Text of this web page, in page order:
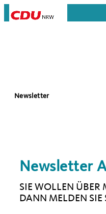
Newsletter
Newsletter
SIE WOLLEN
DANN MELDEN